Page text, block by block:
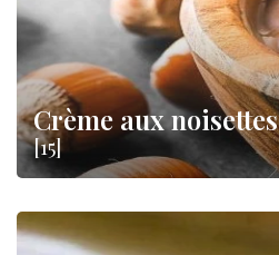
Crème aux noisettes
[15]